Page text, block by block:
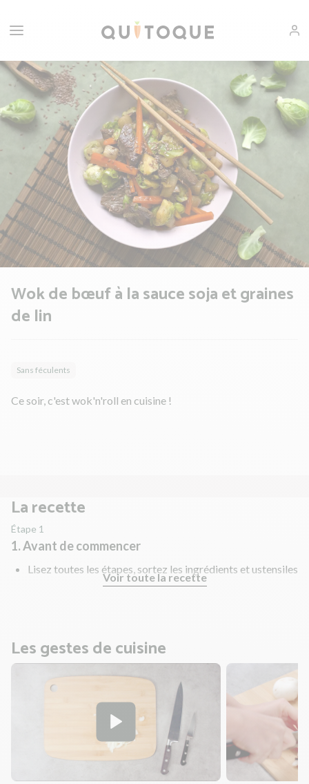
Wok de bœuf à la sauce soja et graines
de lin
Sans féculents
Ce soir, c'est wok'n'roll en cuisine !
La recette
Étape 1
1. Avant de commencer
Lisez toutes les étapes, sortez les ingrédients et ustensiles
nécessaires et rincez les fruits et légumes !
Voir toute la recette
Les gestes de cuisine